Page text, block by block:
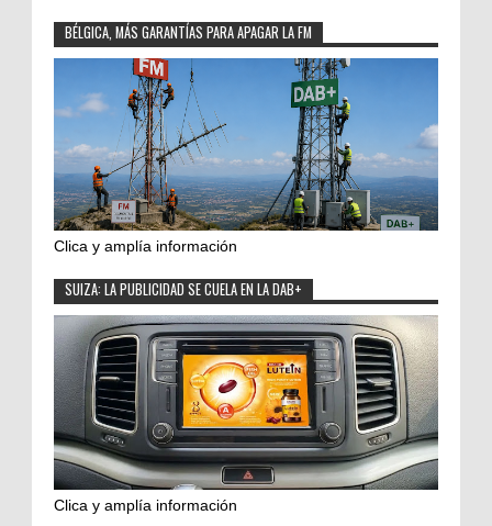
BÉLGICA, MÁS GARANTÍAS PARA APAGAR LA FM
Clica y amplía información
SUIZA: LA PUBLICIDAD SE CUELA EN LA DAB+
Clica y amplía información